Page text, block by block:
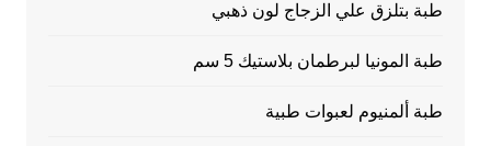
طبة بتلزق علي الزجاج لون ذهبي
طبة المونيا لبرطمان بلاستيك 5 سم
طبة ألمنيوم لعبوات طبية